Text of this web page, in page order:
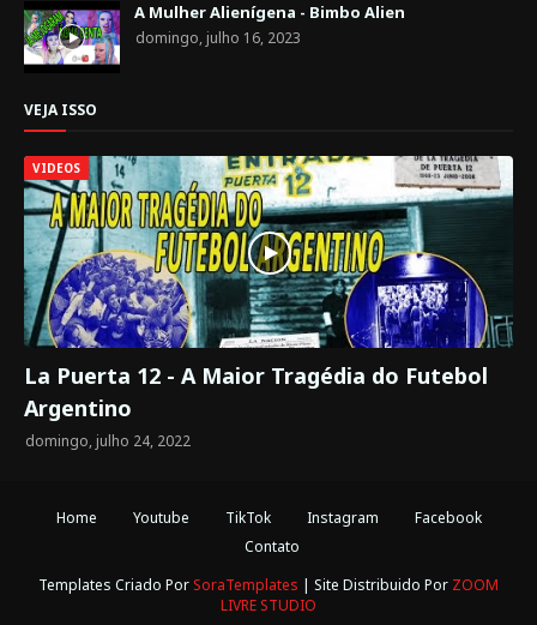
A Mulher Alienígena - Bimbo Alien
domingo, julho 16, 2023
VEJA ISSO
VIDEOS
La Puerta 12 - A Maior Tragédia do Futebol
Argentino
domingo, julho 24, 2022
Home Youtube TikTok Instagram
Facebook
Contato
Templates Criado Por SoraTemplates | Site Distribuido Por ZOOM
LIVRE STUDIO